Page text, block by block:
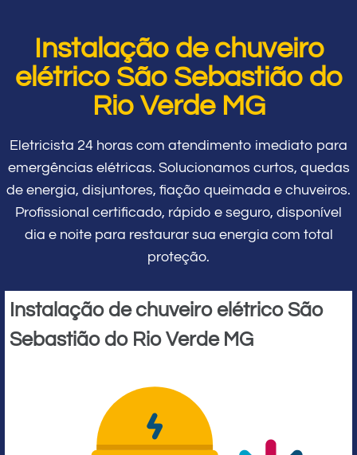
Instalação de chuveiro
elétrico São Sebastião do
Rio Verde MG
Eletricista 24 horas com atendimento imediato para
emergências elétricas. Solucionamos curtos, quedas
de energia, disjuntores, fiação queimada e chuveiros.
Profissional certificado, rápido e seguro, disponível
dia e noite para restaurar sua energia com total
proteção.
Instalação de chuveiro elétrico São
Sebastião do Rio Verde MG